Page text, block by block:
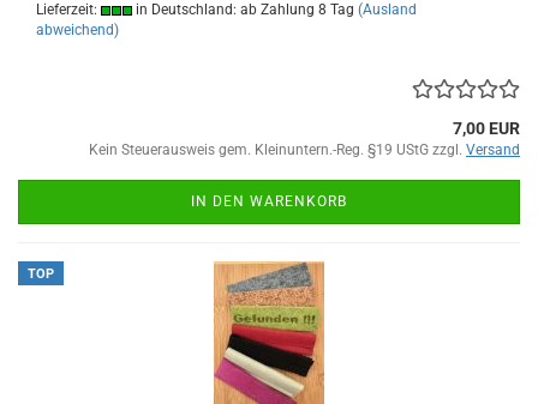
Lieferzeit: in Deutschland: ab Zahlung 8 Tag (Ausland
abweichend)
7,00 EUR
Kein Steuerausweis gem. Kleinuntern.-Reg. §19 UStG zzgl. Versand
IN DEN WARENKORB
TOP